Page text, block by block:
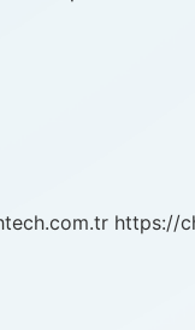
https://